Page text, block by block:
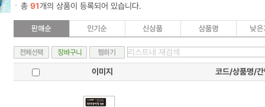
총 91개의 상품이 등록되어 있습니다.
이미지 코드/상품명/간